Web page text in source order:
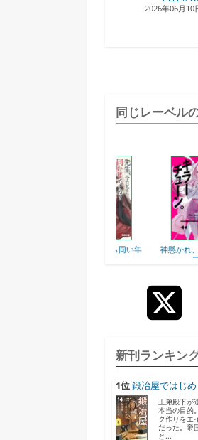
2026年06月10
同じレーベル
神懸かれ、キラーチ
ー...
新刊ランキン
1位 鍛冶屋ではじ
王弟殿下が
本当の目的
ク作りをエ
だった。帝
と...